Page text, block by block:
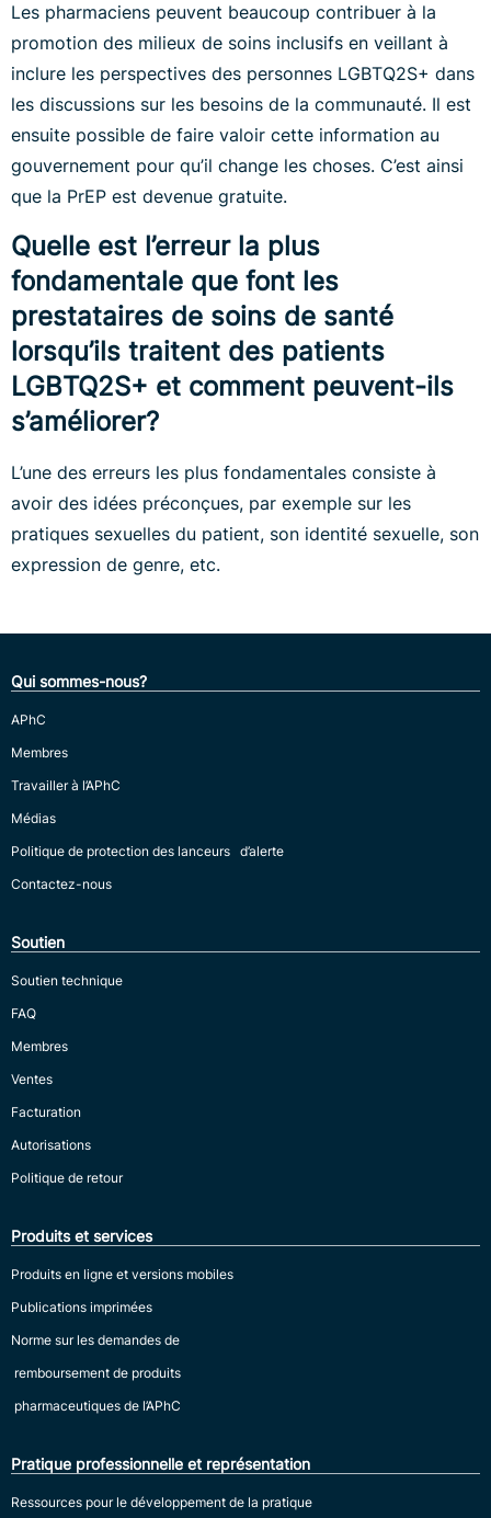
Les pharmaciens peuvent beaucoup contribuer à la
promotion des milieux de soins inclusifs en veillant à
inclure les perspectives des personnes LGBTQ2S+ dans
les discussions sur les besoins de la communauté. Il est
ensuite possible de faire valoir cette information au
gouvernement pour qu’il change les choses. C’est ainsi
que la PrEP est devenue gratuite.
Quelle est l’erreur la plus
fondamentale que font les
prestataires de soins de santé
lorsqu’ils traitent des patients
LGBTQ2S+ et comment peuvent-ils
s’améliorer?
L’une des erreurs les plus fondamentales consiste à
avoir des idées préconçues, par exemple sur les
pratiques sexuelles du patient, son identité sexuelle, son
expression de genre, etc.
Qui sommes-nous?
APhC
Membres
Travailler à l’APhC
Médias
Politique de protection des lanceurs d’alerte
Contactez-nous
Soutien
Soutien technique
FAQ
Membres
Ventes
Facturation
Autorisations
Politique de retour
Produits et services
Produits en ligne et versions mobiles
Publications imprimées
Norme sur les demandes de
remboursement de produits
pharmaceutiques de l’APhC
Pratique professionnelle et représentation
Ressources pour le développement de la pratique